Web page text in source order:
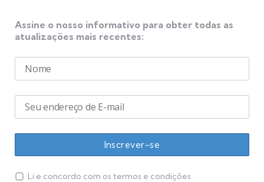
Assine o nosso informativo para obter todas as
atualizações mais recentes:
Li e concordo com os termos e condições